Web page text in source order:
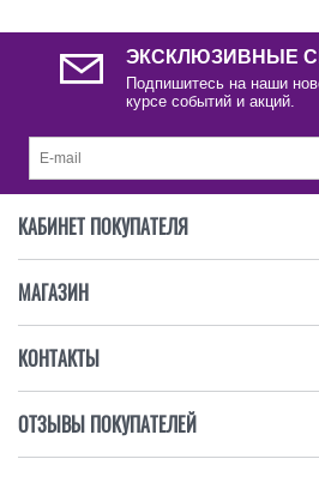
ЭКСКЛЮЗИВНЫЕ
Подпишитесь на наши
курсе событий и акций.
КАБИНЕТ ПОКУПАТЕЛЯ
МАГАЗИН
КОНТАКТЫ
ОТЗЫВЫ ПОКУПАТЕЛЕЙ